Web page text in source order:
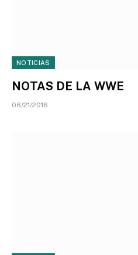
NOTICIAS
NOTAS DE LA WWE
06/21/2016